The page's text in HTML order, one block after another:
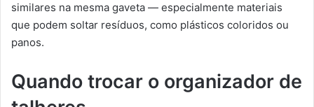
similares na mesma gaveta — especialmente materiais
que podem soltar resíduos, como plásticos coloridos ou
panos.
Quando trocar o organizador de